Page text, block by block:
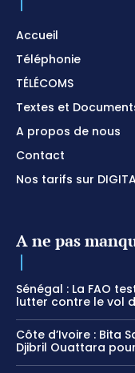
Accueil
Téléphonie
TÉLÉCOMS
Textes et
A propos de nous
Contact
Nos tarifs sur
A ne pas
Sénégal : La FAO
lutter contre le vol
Côte d’Ivoire : Bita
Djibril Ouattara